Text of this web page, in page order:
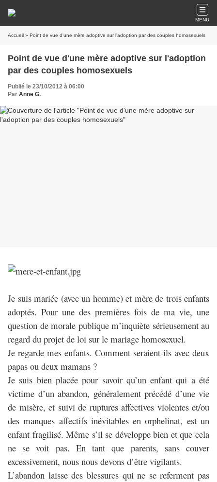
MENU
Accueil » Point de vue d'une mère adoptive sur l'adoption par des couples homosexuels
Point de vue d'une mère adoptive sur l'adoption
par des couples homosexuels
Publié le 23/10/2012 à 06:00
Par Anne G.
Je suis mariée (avec un homme) et mère de trois enfants
adoptés. Pour une des premières fois de ma vie, une
question de morale publique m’inquiète sérieusement au
regard du projet de loi sur le mariage homosexuel.
Je regarde mes enfants. Comment seraient-ils avec deux
papas ou deux mamans ?
Je suis bien placée pour savoir qu’un enfant qui a été
victime d’un abandon, généralement précédé d’une vie
de misère, et suivi de ruptures affectives violentes et/ou
des manques affectifs inévitables en orphelinat, est un
enfant fragilisé. Même s’il se développe bien et que cela
ne se voit pas. En tant que parents, sans couver
excessivement, nous nous devons d’être vigilants.
L’abandon laisse des blessures qui ne se referment pas